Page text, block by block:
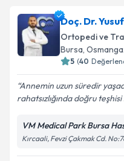
Doç. Dr.
Ortopedi ve
Bursa,
5 (40
Annemin uzun süredir
rahatsızlığında doğru
VM Medical Park Bursa
Kırcaali, Fevzi Çakmak Cd.